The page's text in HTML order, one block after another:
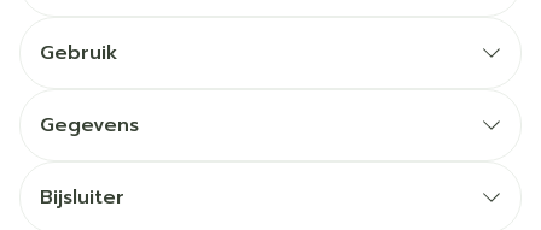
Gebruik
Gegevens
Bijsluiter